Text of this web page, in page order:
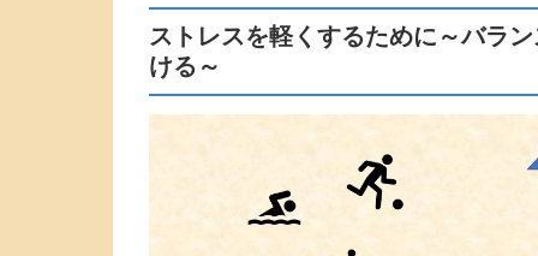
ストレスを軽くするために～バラ
ける～